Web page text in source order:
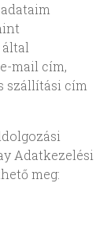
mail cím,
szállítási cím
Adatkezelési
meg: